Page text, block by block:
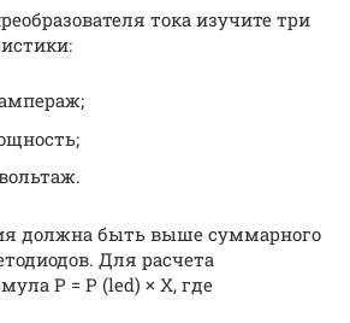
тока изучите три
должна быть выше суммарного
Для расчета
P = P (led) × X, где